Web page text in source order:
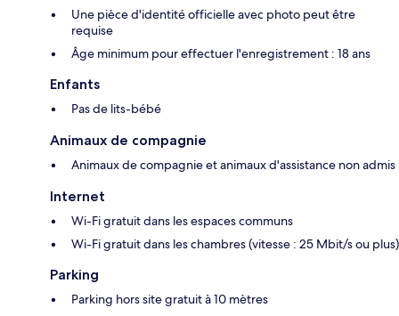
Une pièce d'identité officielle avec photo peut être
requise
Âge minimum pour effectuer l'enregistrement : 18 ans
Enfants
Pas de lits-bébé
Animaux de compagnie
Animaux de compagnie et animaux d'assistance non admis
Internet
Wi-Fi gratuit dans les espaces communs
Wi-Fi gratuit dans les chambres (vitesse : 25 Mbit/s ou plus)
Parking
Parking hors site gratuit à 10 mètres